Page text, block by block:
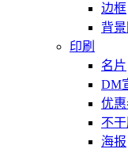
边框
背
印刷
名片
DM
优
不
海报